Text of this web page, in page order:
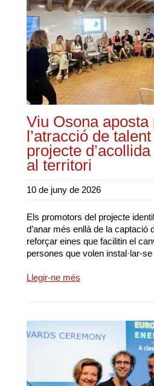
Viu Osona
l’atracció de
projecte
al territori
10 de juny de 2026
Els promotors del projecte
d’anar més enllà de la captació
reforçar eines que facilitin el
persones que volen instal·lar-
Llegir-ne més